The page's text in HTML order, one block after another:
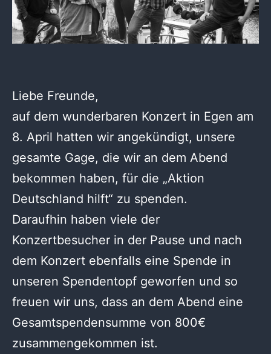
Liebe Freunde,
auf dem wunderbaren Konzert in Egen am
8. April hatten wir angekündigt, unsere
gesamte Gage, die wir an dem Abend
bekommen haben, für die „Aktion
Deutschland hilft“ zu spenden.
Daraufhin haben viele der
Konzertbesucher in der Pause und nach
dem Konzert ebenfalls eine Spende in
unseren Spendentopf geworfen und so
freuen wir uns, dass an dem Abend eine
Gesamtspendensumme von 800€
zusammengekommen ist.